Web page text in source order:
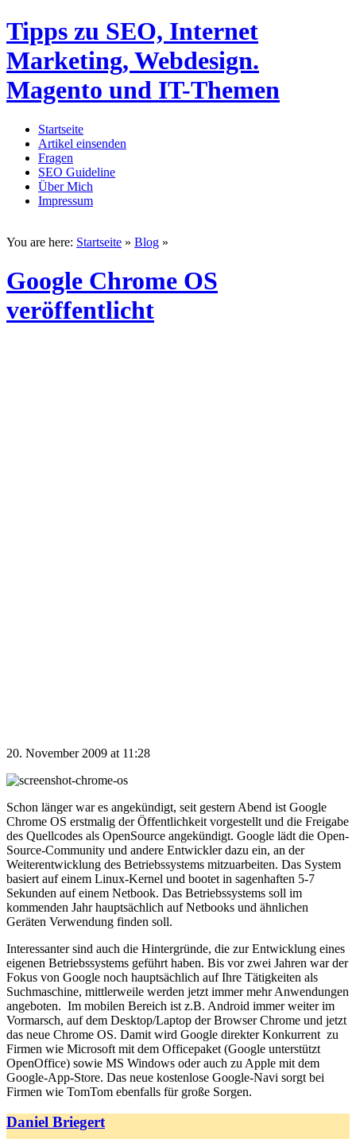
Tipps zu SEO, Internet
Marketing, Webdesign.
Magento und IT-Themen
Startseite
Artikel einsenden
Fragen
SEO Guideline
Über Mich
Impressum
You are here: Startseite » Blog »
Google Chrome OS
veröffentlicht
20. November 2009 at 11:28
Schon länger war es angekündigt, seit gestern Abend ist Google
Chrome OS erstmalig der Öffentlichkeit vorgestellt und die Freigabe
des Quellcodes als OpenSource angekündigt. Google lädt die Open-
Source-Community und andere Entwickler dazu ein, an der
Weiterentwicklung des Betriebssystems mitzuarbeiten. Das System
basiert auf einem Linux-Kernel und bootet in sagenhaften 5-7
Sekunden auf einem Netbook. Das Betriebssystems soll im
kommenden Jahr hauptsächlich auf Netbooks und ähnlichen
Geräten Verwendung finden soll.
Interessanter sind auch die Hintergründe, die zur Entwicklung eines
eigenen Betriebssystems geführt haben. Bis vor zwei Jahren war der
Fokus von Google noch hauptsächlich auf Ihre Tätigkeiten als
Suchmaschine, mittlerweile werden jetzt immer mehr Anwendungen
angeboten. Im mobilen Bereich ist z.B. Android immer weiter im
Vormarsch, auf dem Desktop/Laptop der Browser Chrome und jetzt
das neue Chrome OS. Damit wird Google direkter Konkurrent zu
Firmen wie Microsoft mit dem Officepaket (Google unterstützt
OpenOffice) sowie MS Windows oder auch zu Apple mit dem
Google-App-Store. Das neue kostenlose Google-Navi sorgt bei
Firmen wie TomTom ebenfalls für große Sorgen.
Daniel Briegert